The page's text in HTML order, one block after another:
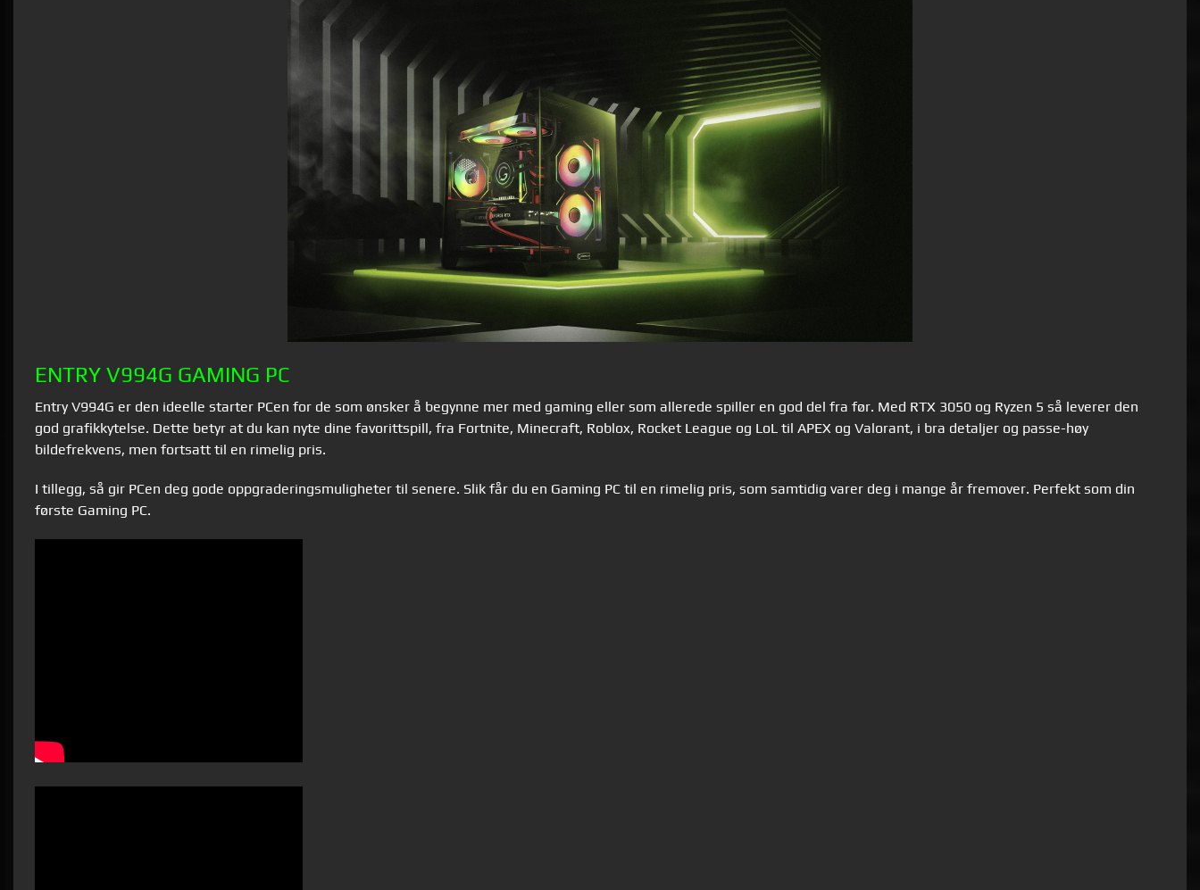
ENTRY V994G GAMING PC
Entry V994G er den ideelle starter PCen for de som ønsker å begynne mer med gaming eller som allerede spiller en god del fra før. Med RTX 3050 og Ryzen 5 så leverer den
god grafikkytelse. Dette betyr at du kan nyte dine favorittspill, fra Fortnite, Minecraft, Roblox, Rocket League og LoL til APEX og Valorant, i bra detaljer og passe-høy
bildefrekvens, men fortsatt til en rimelig pris.
I tillegg, så gir PCen deg gode oppgraderingsmuligheter til senere. Slik får du en Gaming PC til en rimelig pris, som samtidig varer deg i mange år fremover. Perfekt som din
første Gaming PC.